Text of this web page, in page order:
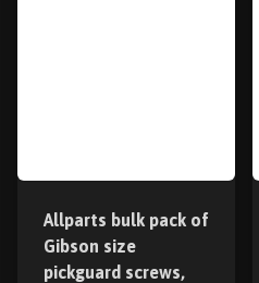
Allparts bulk pack of
Gibson size
pickguard screws,